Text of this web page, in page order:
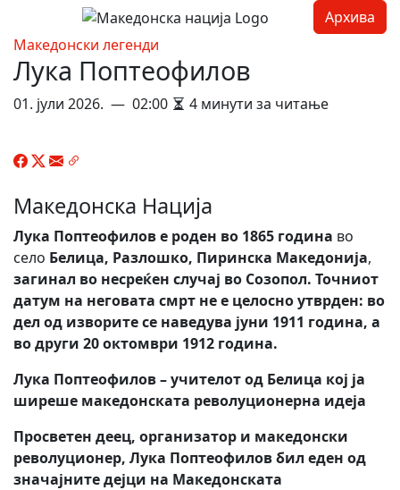
Skip to content
Архива
Македонски легенди
Лука Поптеофилов
01. јули 2026. — 02:00 4 минути за читање
Македонска Нација
Лука Поптеофилов е роден во 1865 година во
село Белица, Разлошко, Пиринска Македонија,
загинал во несреќен случај во Созопол. Точниот
датум на неговата смрт не е целосно утврден: во
дел од изворите се наведува јуни 1911 година, а
во други 20 октомври 1912 година.
Лука Поптеофилов – учителот од Белица кој ја
ширеше македонската револуционерна идеја
Просветен деец, организатор и македонски
револуционер, Лука Поптеофилов бил еден од
значајните дејци на Македонската